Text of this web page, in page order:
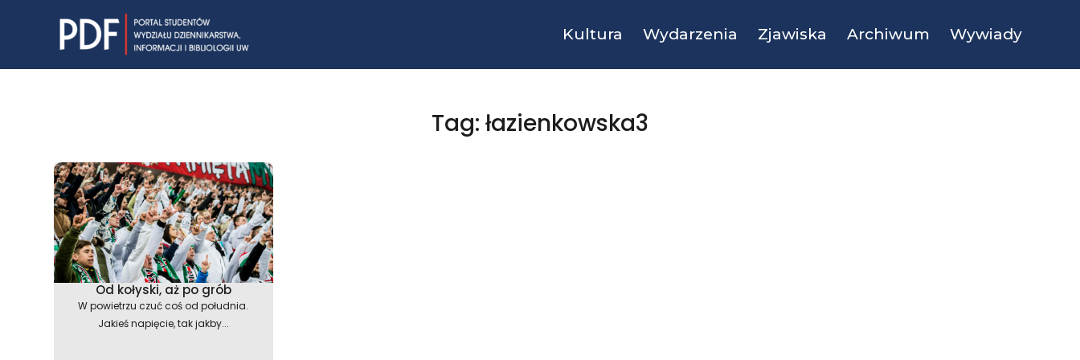
Kultura Wydarzenia Zjawiska Archiwum Wywiady
Tag: łazienkowska3
Od kołyski, aż po grób
W powietrzu czuć coś od południa.
Jakieś napięcie, tak jakby...